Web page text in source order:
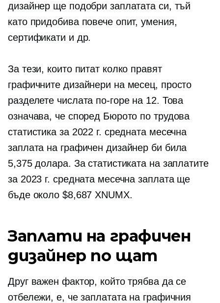
дизайнер ще подобри заплатата си, тъй
като придобива повече опит, умения,
сертификати и др.
За тези, които питат колко правят
графичните дизайнери на месец, просто
разделете числата по-горе на 12. Това
означава, че според Бюрото по трудова
статистика за 2022 г. средната месечна
заплата на графичен дизайнер би била
5,375 долара. За статистиката на заплатите
за 2023 г. средната месечна заплата ще
бъде около $8,687 XNUMX.
Заплати на графичен
дизайнер по щат
Друг важен фактор, който трябва да се
отбележи, е, че заплатата на графичния